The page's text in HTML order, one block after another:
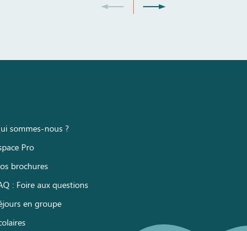
sommes-nous ?
Pro
brochures
: Foire aux questions
en groupe